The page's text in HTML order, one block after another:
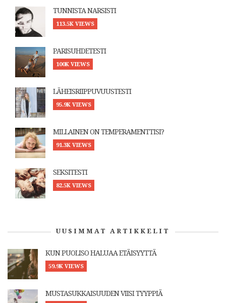
TUNNISTA NARSISTI
113.5K VIEWS
PARISUHDETESTI
100K VIEWS
LÄHEISRIIPPUVUUSTESTI
95.9K VIEWS
MILLAINEN ON TEMPERAMENTTISI?
91.3K VIEWS
SEKSITESTI
82.5K VIEWS
UUSIMMAT ARTIKKELIT
KUN PUOLISO HALUAA ETÄISYYTTÄ
59.9K VIEWS
MUSTASUKKAISUUDEN VIISI TYYPPIÄ